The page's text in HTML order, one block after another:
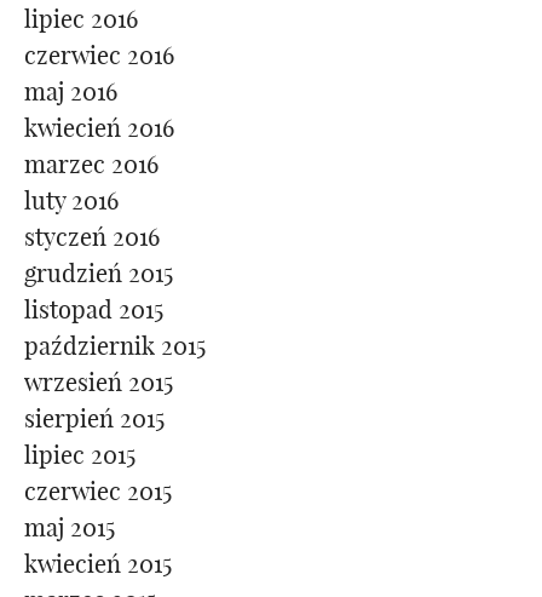
lipiec 2016
czerwiec 2016
maj 2016
kwiecień 2016
marzec 2016
luty 2016
styczeń 2016
grudzień 2015
listopad 2015
październik 2015
wrzesień 2015
sierpień 2015
lipiec 2015
czerwiec 2015
maj 2015
kwiecień 2015